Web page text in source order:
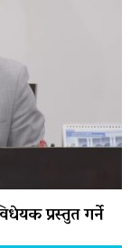
प्रस्तुत गर्ने